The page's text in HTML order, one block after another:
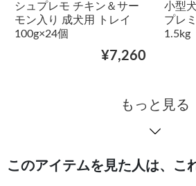
シュプレモ チキン＆サー
モン入り 成犬用 トレイ
100g×24個
¥7,260
小型
プレ
1.5kg
もっと見る
このアイテムを見た人は、こ